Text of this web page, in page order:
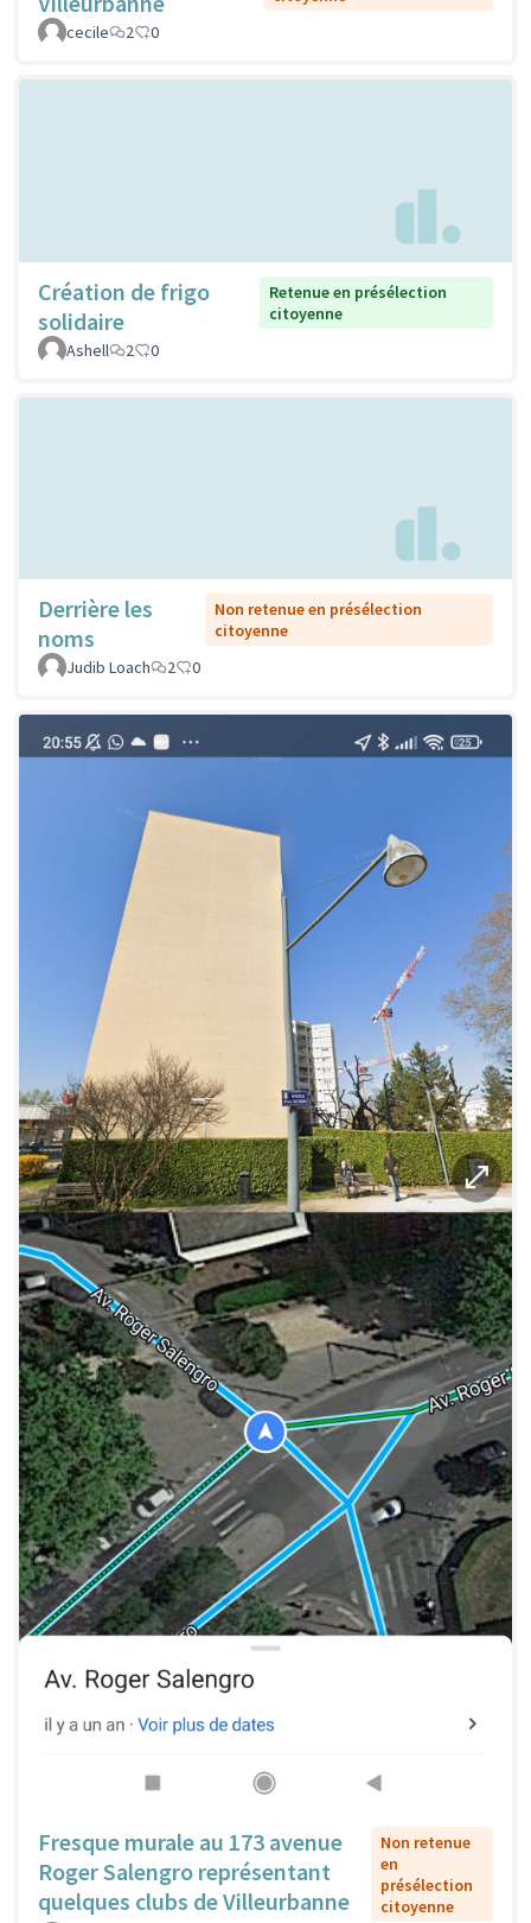
cecile
2 0
Création de frigo
solidaire
Retenue en présélection
citoyenne
Ashell
2 0
Derrière les
noms
Non retenue en présélection
citoyenne
Judib Loach
2 0
Fresque murale au 173 avenue
Roger Salengro représentant
quelques clubs de Villeurbanne
Non retenue
en
présélection
citoyenne